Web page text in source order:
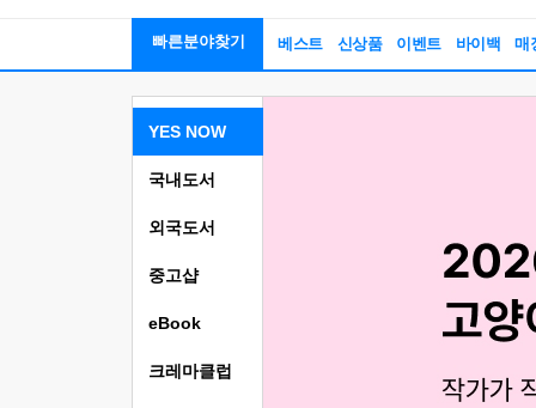
빠른분야찾기 베스트 신상품 이벤트 바이백 매
YES NOW
국내도서
외국도서
중고샵
eBook
크레마클럽